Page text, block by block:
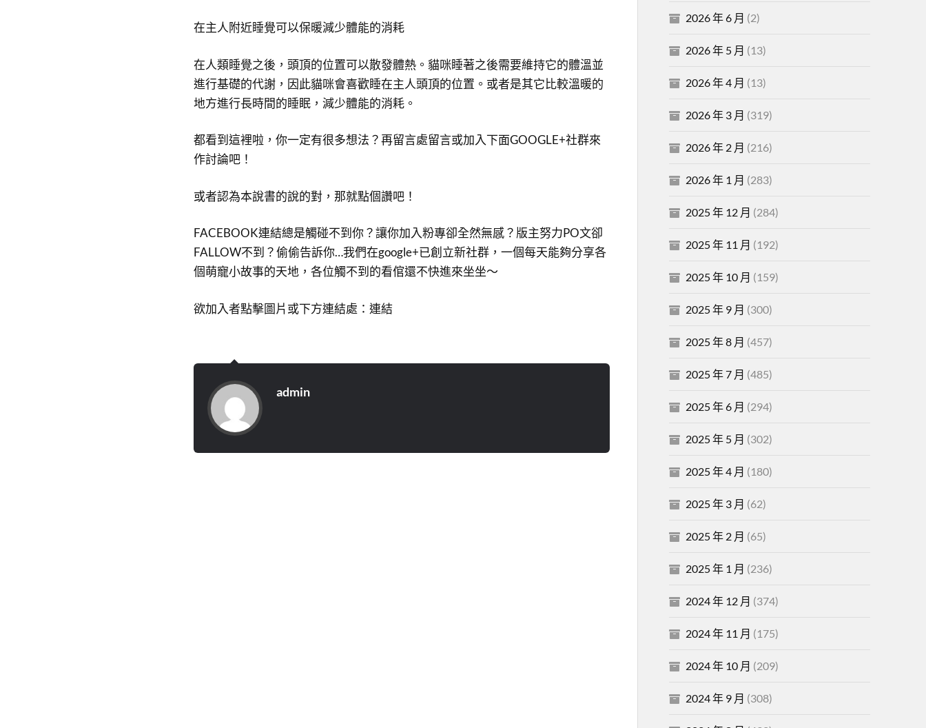
在主人附近睡覺可以保暖減少體能的消耗
在人類睡覺之後，頭頂的位置可以散發體熱。貓咪睡著之後需要維持它的體溫並
進行基礎的代謝，因此貓咪會喜歡睡在主人頭頂的位置。或者是其它比較溫暖的
地方進行長時間的睡眠，減少體能的消耗。
都看到這裡啦，你一定有很多想法？再留言處留言或加入下面GOOGLE+社群來
作討論吧！
或者認為本說書的說的對，那就點個讚吧！
FACEBOOK連結總是觸碰不到你？讓你加入粉專卻全然無感？版主努力PO文卻
FALLOW不到？偷偷告訴你…我們在google+已創立新社群，一個每天能夠分享各
個萌寵小故事的天地，各位觸不到的看倌還不快進來坐坐～
欲加入者點擊圖片或下方連結處：連結
admin
2026 年 6 月 (2)
2026 年 5 月 (13)
2026 年 4 月 (13)
2026 年 3 月 (319)
2026 年 2 月 (216)
2026 年 1 月 (283)
2025 年 12 月 (284)
2025 年 11 月 (192)
2025 年 10 月 (159)
2025 年 9 月 (300)
2025 年 8 月 (457)
2025 年 7 月 (485)
2025 年 6 月 (294)
2025 年 5 月 (302)
2025 年 4 月 (180)
2025 年 3 月 (62)
2025 年 2 月 (65)
2025 年 1 月 (236)
2024 年 12 月 (374)
2024 年 11 月 (175)
2024 年 10 月 (209)
2024 年 9 月 (308)